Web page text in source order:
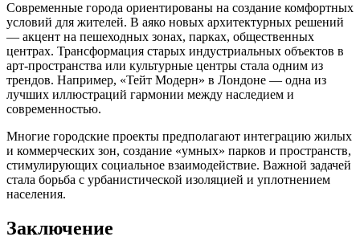
Современные города ориентированы на создание комфортных
условий для жителей. В аяко новых архитектурных решений
— акцент на пешеходных зонах, парках, общественных
центрах. Трансформация старых индустриальных объектов в
арт-пространства или культурные центры стала одним из
трендов. Например, «Тейт Модерн» в Лондоне — одна из
лучших иллюстраций гармонии между наследием и
современностью.
Многие городские проекты предполагают интеграцию жилых
и коммерческих зон, создание «умных» парков и пространств,
стимулирующих социальное взаимодействие. Важной задачей
стала борьба с урбанистической изоляцией и уплотнением
населения.
Заключение